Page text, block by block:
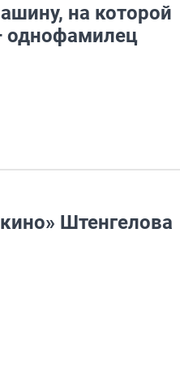
на которой
однофамилец
Штенгелова